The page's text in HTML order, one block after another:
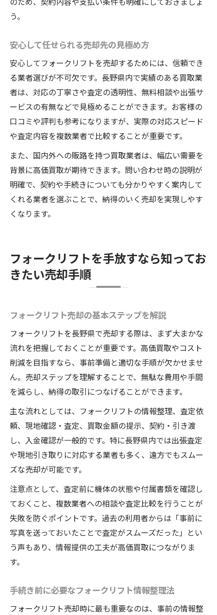
う。
安心して任せられる売却先の見極め方
安心してフォークリフトを売却するためには、信頼でき
る業者選びが不可欠です。長野県内で実績のある買取業
者は、対応の丁寧さや査定の透明性、無料相談や出張サ
ービスの有無などで見極めることができます。お客様の
口コミや評判も参考になりますが、実際の対応スピード
や査定内容を複数業者で比較することが重要です。
また、国内外への販路を持つ買取業者は、幅広い需要を
背景に高価買取が期待できます。問い合わせ時の説明が
明確で、契約や手続きについても分かりやすく案内して
くれる業者を選ぶことで、納得のいく売却を実現しやす
くなります。
フォークリフトを手放すなら知ってお
きたい売却手順
フォークリフト売却の基本ステップを解説
フォークリフトを長野県で売却する際は、まず大まかな
流れを把握しておくことが重要です。高価買取やコスト
削減を目指すなら、事前準備と適切な手順が欠かせませ
ん。売却ステップを理解することで、無駄な費用や手間
を減らし、納得の取引につなげることができます。
主な流れとしては、フォークリフトの情報整理、査定依
頼、現地確認・査定、買取金額の提示、契約・引き渡
し、入金確認が一般的です。特に長野県内では出張査定
や現地引き取りに対応する業者も多く、遠方でもスムー
ズな売却が可能です。
注意点として、査定前に機体の状態や付属書類を確認し
ておくこと、複数業者への相談や査定比較を行うことが
失敗を防ぐポイントです。過去の利用者からは「事前に
写真を送っておいたことで査定がスムーズだった」とい
う声もあり、情報提供の工夫が高価買取につながりま
す。
手続き前に必要なフォークリフト情報整理法
フォークリフト売却時に最も重要なのは、事前の情報整